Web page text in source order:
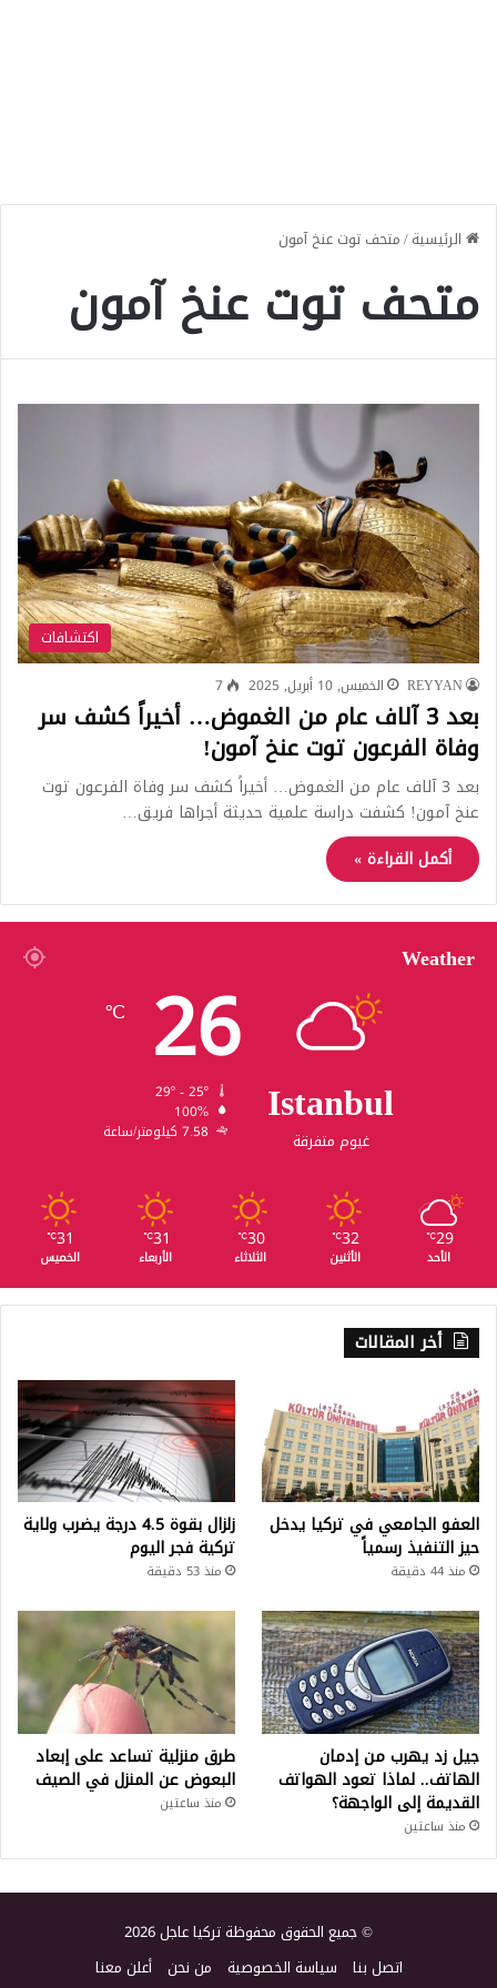
الرئيسية/متحف توت عنخ آمون
متحف توت عنخ آمون
اكتشافات
REYYAN الخميس, 10 أبريل, 2025 7
بعد 3 آلاف عام من الغموض… أخيراً كشف سر
وفاة الفرعون توت عنخ آمون!
بعد 3 آلاف عام من الغموض… أخيراً كشف سر وفاة الفرعون توت
عنخ آمون! كشفت دراسة علمية حديثة أجراها فريق…
أكمل القراءة »
Weather
Istanbul
غيوم متفرقة
26
℃
100%
7.58 كيلومتر/ساعة
29
℃
الأحد
32
℃
الأثنين
30
℃
الثلاثاء
31
℃
الأربعاء
31
℃
الخميس
أخر المقالات
العفو الجامعي في تركيا يدخل
حيز التنفيذ رسمياً
منذ 44 دقيقة
زلزال بقوة 4.5 درجة يضرب ولاية
تركية فجر اليوم
منذ 53 دقيقة
جيل زد يهرب من إدمان
الهاتف.. لماذا تعود الهواتف
القديمة إلى الواجهة؟
منذ ساعتين
طرق منزلية تساعد على إبعاد
البعوض عن المنزل في الصيف
منذ ساعتين
© جميع الحقوق محفوظة تركيا عاجل 2026
اتصل بنا سياسة الخصوصية من نحن أعلن معنا